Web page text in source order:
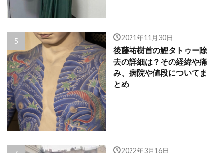
2021年11月30日
後藤祐樹首の鯉タトゥー除
去の詳細は？その経緯や痛
み、病院や値段についてま
とめ
2022年3月16日